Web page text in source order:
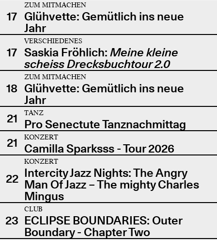
17
ZUM MITMACHEN
Glühvette: Gemütlich ins neue
Jahr
17
VERSCHIEDENES
Saskia Fröhlich: Meine kleine
scheiss Drecksbuchtour 2.0
18
ZUM MITMACHEN
Glühvette: Gemütlich ins neue
Jahr
21
TANZ
Pro Senectute Tanznachmittag
21
KONZERT
Camilla Sparksss - Tour 2026
22
KONZERT
Intercity Jazz Nights: The Angry
Man Of Jazz – The mighty Charles
Mingus
23
CLUB
ECLIPSE BOUNDARIES: Outer
Boundary - Chapter Two